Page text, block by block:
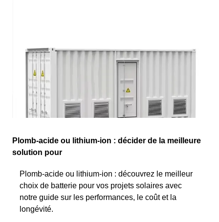
Plomb-acide ou lithium-ion : décider de la meilleure
solution pour
Plomb-acide ou lithium-ion : découvrez le meilleur
choix de batterie pour vos projets solaires avec
notre guide sur les performances, le coût et la
longévité.